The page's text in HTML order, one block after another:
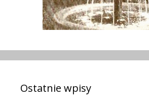
Ostatnie wpisy